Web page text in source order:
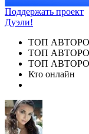
Поддержать проект
Дуэли!
ТОП
ТОП
ТОП
Кто онлайн